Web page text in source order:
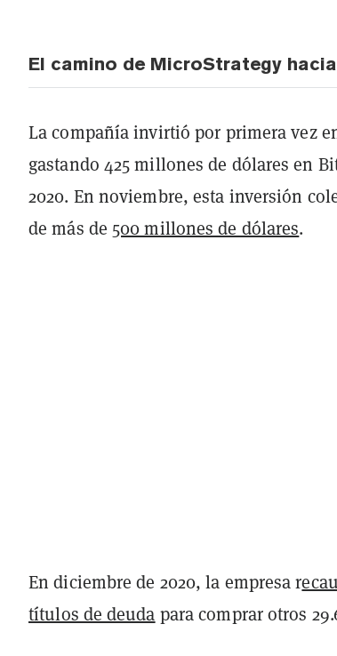
El camino de MicroStrategy
La compañía invirtió por primera vez
gastando 425 millones de dólares en
2020. En noviembre, esta inversión
de más de 500 millones de dólares.
En diciembre de 2020, la empresa r
títulos de deuda para comprar otros